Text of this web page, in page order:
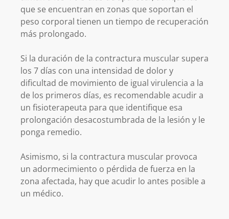
que se encuentran en zonas que soportan el
peso corporal tienen un tiempo de recuperación
más prolongado.
Si la duración de la contractura muscular supera
los 7 días con una intensidad de dolor y
dificultad de movimiento de igual virulencia a la
de los primeros días, es recomendable acudir a
un fisioterapeuta para que identifique esa
prolongación desacostumbrada de la lesión y le
ponga remedio.
Asimismo, si la contractura muscular provoca
un adormecimiento o pérdida de fuerza en la
zona afectada, hay que acudir lo antes posible a
un médico.